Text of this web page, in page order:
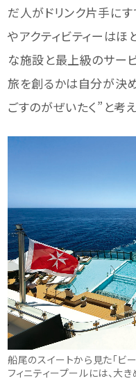
だ人がドリンク片手にす
やアクティビティーは
な施設と最上級のサー
旅を創るかは自分が決
ごすのがぜいたく”と考
船尾のスイートから見た「ビ
フィニティープールには、大